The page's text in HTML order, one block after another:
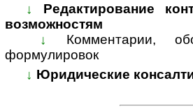
↓
Редактирование
возможностям
↓
Комментарии,
формулировок
↓ Юридические